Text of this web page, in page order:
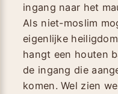
ingang naar het
Als niet-moslim
eigenlijke
hangt een houten
de ingang die
komen. Wel zien